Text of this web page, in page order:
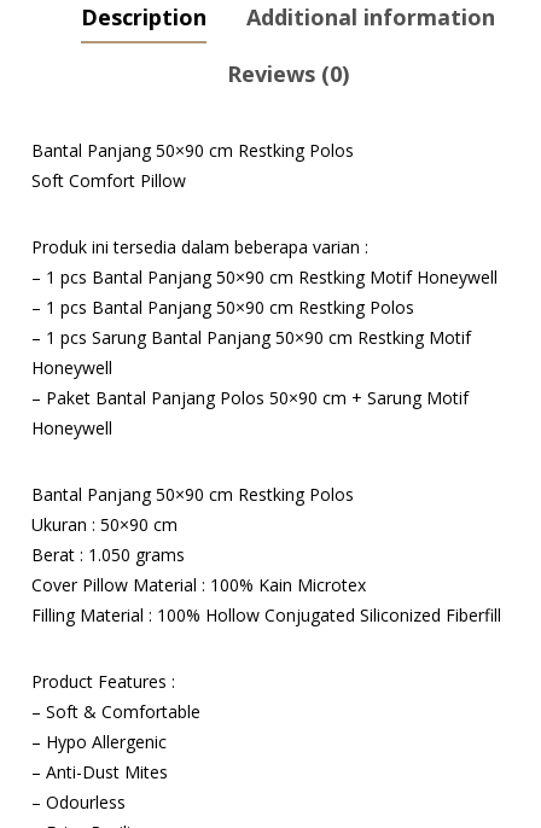
Description
Additional information
Reviews (0)
Bantal Panjang 50×90 cm Restking Polos
Soft Comfort Pillow
Produk ini tersedia dalam beberapa varian :
– 1 pcs Bantal Panjang 50×90 cm Restking Motif Honeywell
– 1 pcs Bantal Panjang 50×90 cm Restking Polos
– 1 pcs Sarung Bantal Panjang 50×90 cm Restking Motif
Honeywell
– Paket Bantal Panjang Polos 50×90 cm + Sarung Motif
Honeywell
Bantal Panjang 50×90 cm Restking Polos
Ukuran : 50×90 cm
Berat : 1.050 grams
Cover Pillow Material : 100% Kain Microtex
Filling Material : 100% Hollow Conjugated Siliconized Fiberfill
Product Features :
– Soft & Comfortable
– Hypo Allergenic
– Anti-Dust Mites
– Odourless